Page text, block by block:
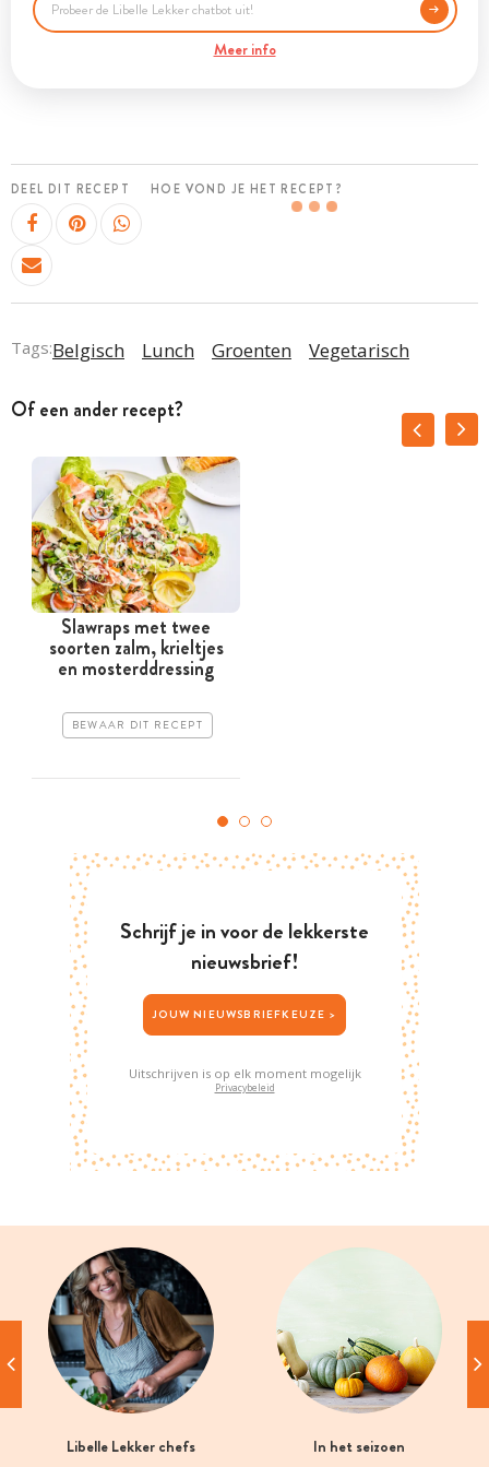
Meer info
DEEL DIT RECEPT HOE VOND JE HET RECEPT?
Tags:Belgisch Lunch Groenten Vegetarisch
Of een ander recept?
Slawraps met twee
soorten zalm, krieltjes
en mosterddressing
BEWAAR DIT RECEPT
Schrijf je in voor de lekkerste
nieuwsbrief!
JOUW NIEUWSBRIEFKEUZE >
Uitschrijven is op elk moment mogelijk
Privacybeleid
Libelle Lekker chefs In het seizoen